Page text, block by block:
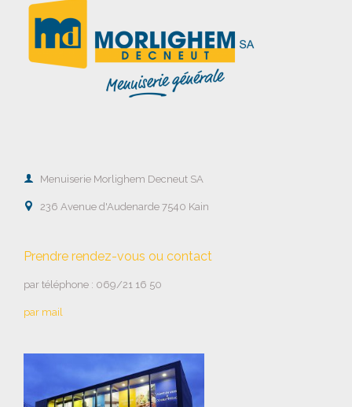
 Menuiserie Morlighem Decneut SA
 236 Avenue d'Audenarde 7540 Kain
Prendre rendez-vous ou contact
par téléphone : 069/21 16 50
par mail